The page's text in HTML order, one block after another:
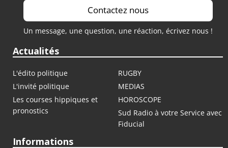
Contactez nous
Un message, une question, une réaction, écrivez nous !
Actualités
L'édito politique
RUGBY
L'invité politique
MEDIAS
Les courses hippiques et
pronostics
HOROSCOPE
Sud Radio à votre Service avec
Fiducial
Informations